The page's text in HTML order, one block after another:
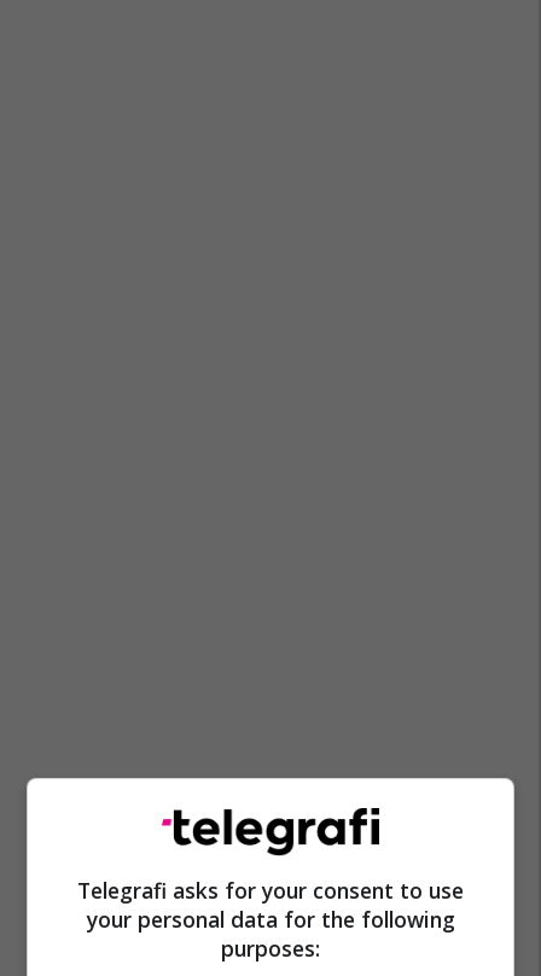
Telegrafi asks for your consent to use
your personal data for the following
purposes: